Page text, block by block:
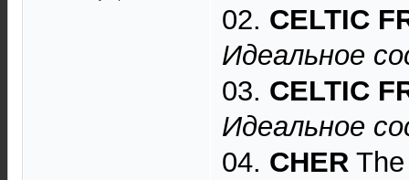
02. CELTIC
Идеальное
03. CELTIC
Идеальное
04. CHER